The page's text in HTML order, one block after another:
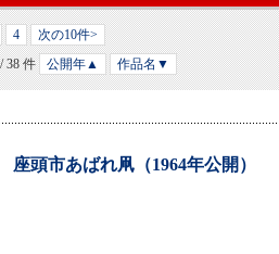
4
次の10件>
38 件
公開年▲ 作品名▼
座頭市あばれ凧（1964年公開）